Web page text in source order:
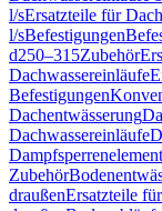
l/sErsatzteile für
l/sBefestigungen
d250–315Zubehör
Dachwassereinläufe
Befestigungen
Dachentwässerung
Dachwassereinläufe
Zubehör
draußenErsatzteile